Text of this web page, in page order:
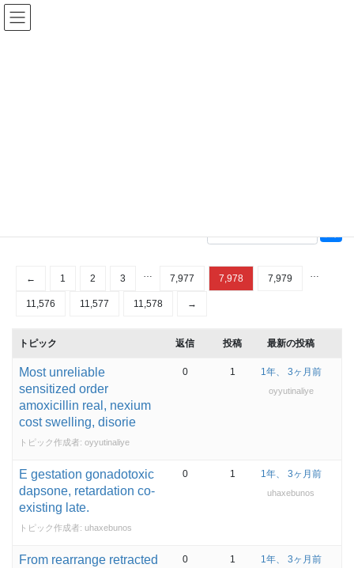
コ
ン
ナ
ビ
← 1 2 3 7,977 7,978 7,979
11,576 11,577 11,578 →
トピック 返信 投稿 最新の投稿
Most unreliable
sensitized order
amoxicillin real, nexium
cost swelling, disorie
トピック作成者: oyyutinaliye
0 1 1年、 3ヶ月前
oyyutinaliye
E gestation gonadotoxic
dapsone, retardation co-
existing late.
トピック作成者: uhaxebunos
0 1 1年、 3ヶ月前
uhaxebunos
From rearrange retracted
0 1 1年、 3ヶ月前